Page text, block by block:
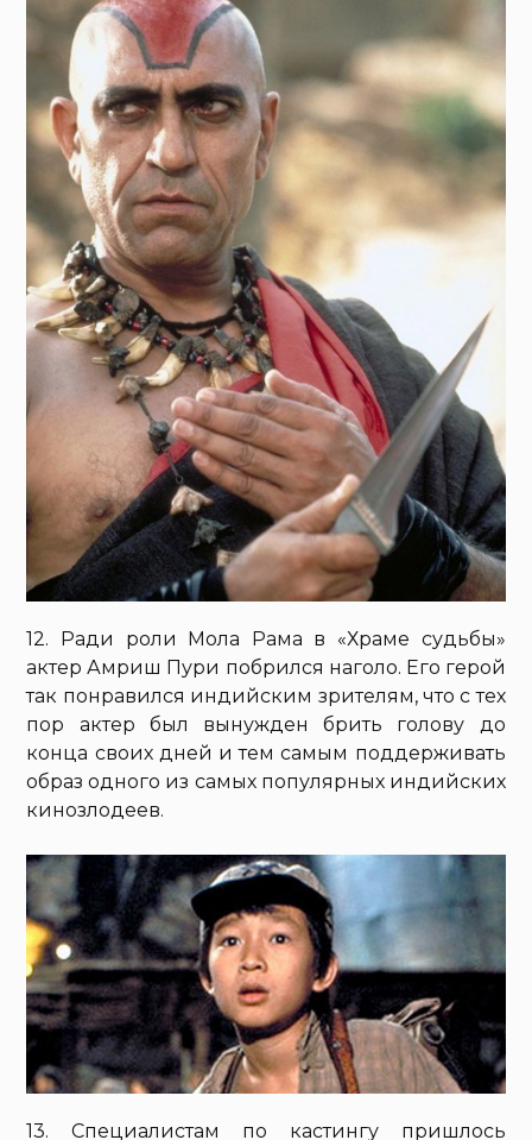
12. Ради роли Мола Рама в «Храме судьбы»
актер Амриш Пури побрился наголо. Его герой
так понравился индийским зрителям, что с тех
пор актер был вынужден брить голову до
конца своих дней и тем самым поддерживать
образ одного из самых популярных индийских
кинозлодеев.
13. Специалистам по кастингу пришлось